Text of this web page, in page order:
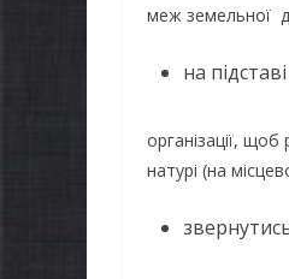
меж земельної
на
організації,
натурі (на